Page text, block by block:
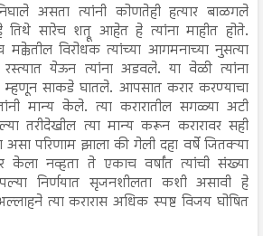
निघाले असता त्यांनी कोणतेही हत्यार बाळगले
सारेच शत्रू आहेत हे त्यांना माहीत होते.
विरोधक त्यांच्या आगमनाच्या नुसत्या
येऊन त्यांना अडवले. या वेळी त्यांना
म्हणून साकडे घातले. आपसात करार करण्याचा
मान्य केले. त्या करारातील सगळ्या अटी
तरीदेखील त्या मान्य करून करारावर सही
परिणाम झाला की गेली दहा वर्षे जितक्या
केला नव्हता ते एकाच वर्षांत त्यांची संख्या
निर्णयात सृजनशीलता कशी असावी हे
त्या करारास अधिक स्पष्ट विजय घोषित